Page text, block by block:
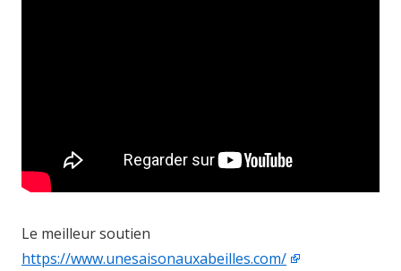
Le meilleur soutien
https://www.unesaisonauxabeilles.com/